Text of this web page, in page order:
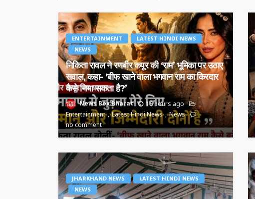
ENTERTAINMENT
LATEST HINDI NEWS
NEWS
निकिता रावल ने रणबीर कपूर की ‘राम’ भूमिका पर उठाए
सवाल, कहा- ‘बीफ खाने वाला भगवान राम का किरदार
कैसे निभा सकता है?’
News Box Bharat
16 hours ago
Entertainment
Latest Hindi News
News
no comment
JHARKHAND NEWS
LATEST HINDI NEWS
NEWS